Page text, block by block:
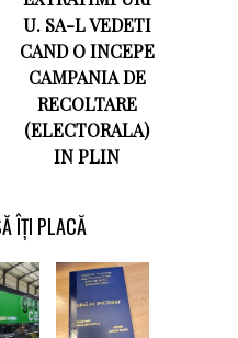
U. SA-L VEDETI
CAND O INCEPE
CAMPANIA DE
RECOLTARE
(ELECTORALA)
IN PLIN
ÎȚI PLACĂ